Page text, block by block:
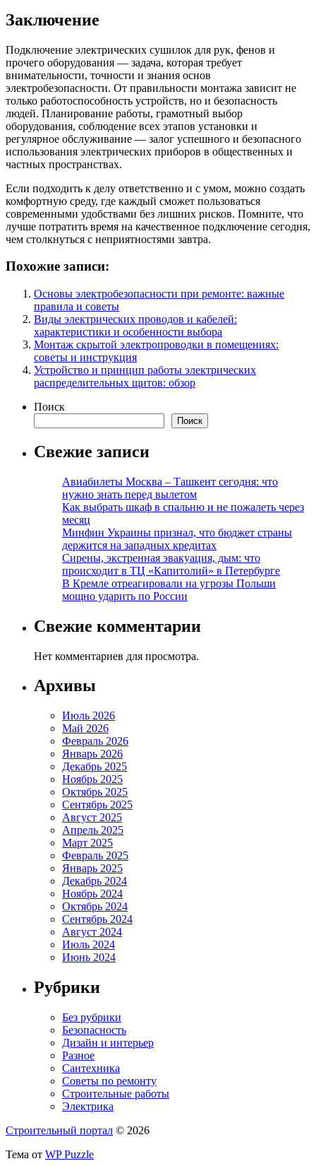
Заключение
Подключение электрических сушилок для рук, фенов и
прочего оборудования — задача, которая требует
внимательности, точности и знания основ
электробезопасности. От правильности монтажа зависит не
только работоспособность устройств, но и безопасность
людей. Планирование работы, грамотный выбор
оборудования, соблюдение всех этапов установки и
регулярное обслуживание — залог успешного и безопасного
использования электрических приборов в общественных и
частных пространствах.
Если подходить к делу ответственно и с умом, можно создать
комфортную среду, где каждый сможет пользоваться
современными удобствами без лишних рисков. Помните, что
лучше потратить время на качественное подключение сегодня,
чем столкнуться с неприятностями завтра.
Похожие записи:
Основы электробезопасности при ремонте: важные
правила и советы
Виды электрических проводов и кабелей:
характеристики и особенности выбора
Монтаж скрытой электропроводки в помещениях:
советы и инструкция
Устройство и принцип работы электрических
распределительных щитов: обзор
Поиск
Поиск
Свежие записи
Авиабилеты Москва – Ташкент сегодня: что
нужно знать перед вылетом
Как выбрать шкаф в спальню и не пожалеть через
месяц
Минфин Украины признал, что бюджет страны
держится на западных кредитах
Сирены, экстренная эвакуация, дым: что
происходит в ТЦ «Капитолий» в Петербурге
В Кремле отреагировали на угрозы Польши
мощно ударить по России
Свежие комментарии
Нет комментариев для просмотра.
Архивы
Июль 2026
Май 2026
Февраль 2026
Январь 2026
Декабрь 2025
Ноябрь 2025
Октябрь 2025
Сентябрь 2025
Август 2025
Апрель 2025
Март 2025
Февраль 2025
Январь 2025
Декабрь 2024
Ноябрь 2024
Октябрь 2024
Сентябрь 2024
Август 2024
Июль 2024
Июнь 2024
Рубрики
Без рубрики
Безопасность
Дизайн и интерьер
Разное
Сантехника
Советы по ремонту
Строительные работы
Электрика
Строительный портал © 2026
Тема от WP Puzzle